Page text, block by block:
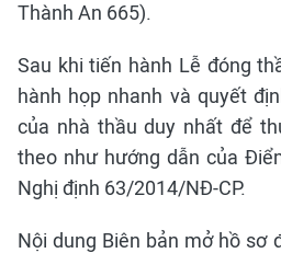
Thành An 665).
Sau khi tiến hành Lễ đóng
hành họp nhanh và quyết
của nhà thầu duy nhất để
theo như hướng dẫn của
Nghị định 63/2014/NĐ-CP.
Nội dung Biên bản mở hồ sơ